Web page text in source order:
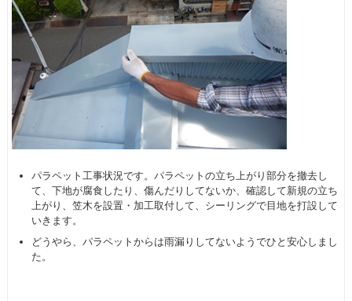
パラペット工事状況です。パラペットの立ち上がり部分を撤去し
て、下地が腐食したり、傷んだりしてないか、確認して新規の立ち
上がり、笠木を設置・加工取付して、シーリングで目地を打設して
いきます。
どうやら、パラペットからは雨漏りしてないようでひと安心しまし
た。